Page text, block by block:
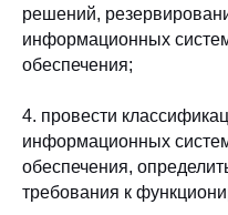
решений,
информационных
обеспечения;
4. провести
информационных
обеспечения,
требования к